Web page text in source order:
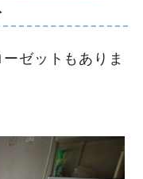
ゼットもありま